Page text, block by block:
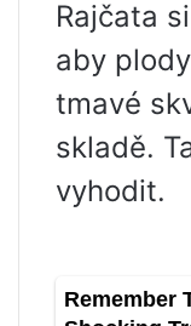
Rajčata
aby
tmavé
skladě.
vyhodit.